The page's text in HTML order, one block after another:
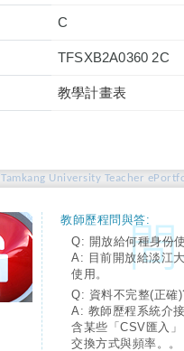
C
TFSXB2A0360 2C
教學計畫表
Tamkang University Teacher
教師歷程問與答:
Q: 開放給何種身份
A: 目前開放給淡江
使用。
Q: 資料不完整(正確
A: 教師歷程系統介
含某些「CSV匯入
交換方式與頻率。。